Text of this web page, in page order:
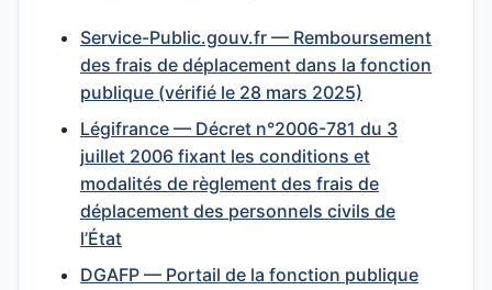
Service-Public.gouv.fr — Remboursement
des frais de déplacement dans la fonction
publique (vérifié le 28 mars 2025)
Légifrance — Décret n°2006-781 du 3
juillet 2006 fixant les conditions et
modalités de règlement des frais de
déplacement des personnels civils de
l’État
DGAFP — Portail de la fonction publique